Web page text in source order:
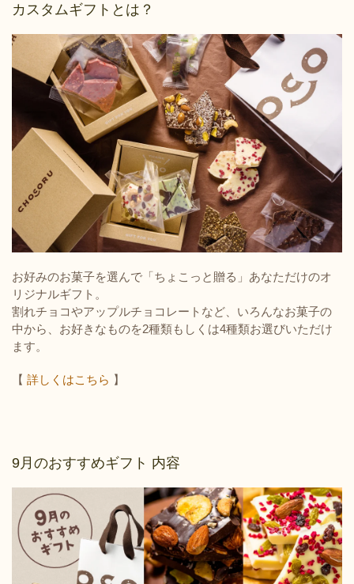
カスタムギフトとは？
お好みのお菓子を選んで「ちょこっと贈る」あなただけのオ
リジナルギフト。
割れチョコやアップルチョコレートなど、いろんなお菓子の
中から、お好きなものを2種類もしくは4種類お選びいただけ
ます。
【 詳しくはこちら 】
9月のおすすめギフト 内容